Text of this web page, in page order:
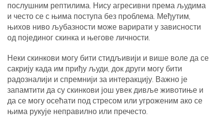
послушним рептилима. Нису агресивни према људима
и често се с њима поступа без проблема. Међутим,
њихов ниво љубазности може варирати у зависности
од појединог скинка и његове личности.
Неки скинкови могу бити стидљивији и више воле да се
сакрију када им приђу људи, док други могу бити
радозналији и спремнији за интеракцију. Важно је
запамтити да су скинкови још увек дивље животиње и
да се могу осећати под стресом или угроженим ако се
њима рукује неправилно или пречесто.